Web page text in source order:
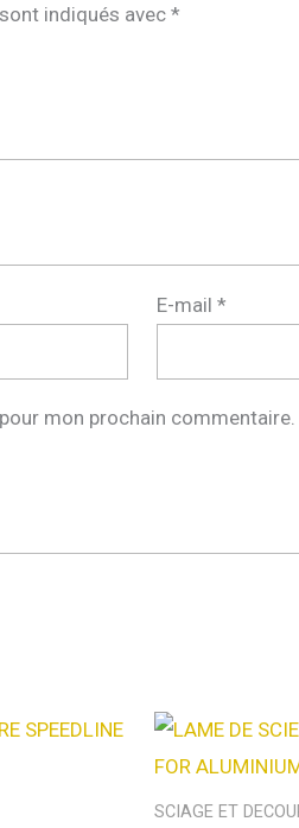
indiqués avec*
E-mail*
mon prochain commentaire.
SCIAGE ET